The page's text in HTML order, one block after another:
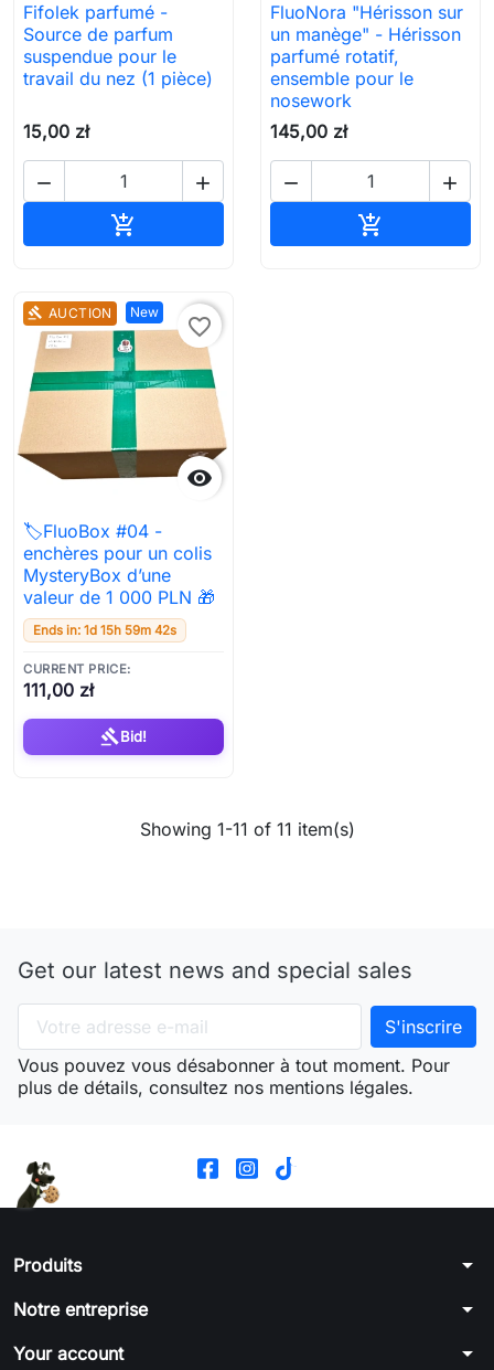
Fifolek parfumé -
Source de parfum
suspendue pour le
travail du nez (1 pièce)
15,00 zł
 

FluoNora "Hérisson sur
un manège" - Hérisson
parfumé rotatif,
ensemble pour le
nosework
145,00 zł
 

gavel AUCTION New

favorite_border
🏷️FluoBox #04 -
enchères pour un colis
MysteryBox d’une
valeur de 1 000 PLN 🎁
Ends in: 1d 15h 59m 42s
CURRENT PRICE:
111,00 zł
gavelBid!
Showing 1-11 of 11 item(s)
Get our latest news and special sales
Vous pouvez vous désabonner à tout moment. Pour
plus de détails, consultez nos mentions légales.
Produits arrow_drop_down
Notre entreprise arrow_drop_down
Your account arrow_drop_down